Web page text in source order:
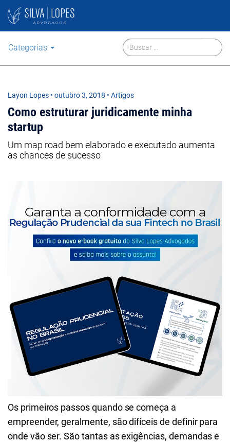
Categorias
Layon Lopes • outubro 3, 2018 • Artigos
Como estruturar juridicamente minha
startup
Um map road bem elaborado e executado aumenta
as chances de sucesso
Os primeiros passos quando se começa a
empreender, geralmente, são difíceis de definir para
onde vão ser. São tantas as exigências, demandas e